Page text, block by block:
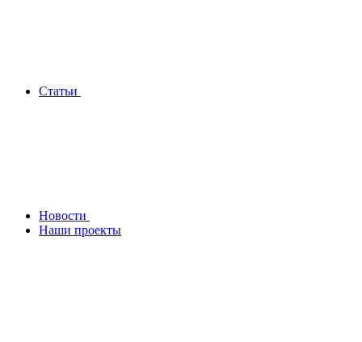
Статьи
Новости
Наши проекты